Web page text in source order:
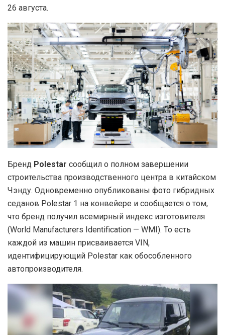
26 августа.
Бренд Polestar сообщил о полном завершении
строительства производственного центра в китайском
Чэнду. Одновременно опубликованы фото гибридных
седанов Polestar 1 на конвейере и сообщается о том,
что бренд получил всемирный индекс изготовителя
(World Manufacturers Identification — WMI). То есть
каждой из машин присваивается VIN,
идентифицирующий Polestar как обособленного
автопроизводителя.